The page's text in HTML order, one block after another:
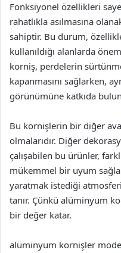
Fonksiyonel özellikleri
rahatlıkla asılmasına
sahiptir. Bu durum,
kullanıldığı alanlarda
korniş, perdelerin
kapanmasını sağlarken,
görünümüne katkıda
Bu kornişlerin bir diğer
olmalarıdır. Diğer
çalışabilen bu ürünler,
mükemmel bir uyum
yaratmak istediği
tanır. Çünkü alüminyum
bir değer katar.
alüminyum kornişler